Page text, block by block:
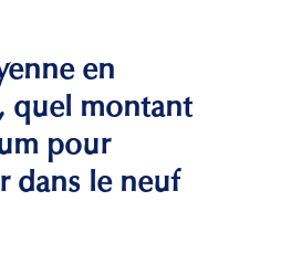
en
quel montant
pour
dans le neuf